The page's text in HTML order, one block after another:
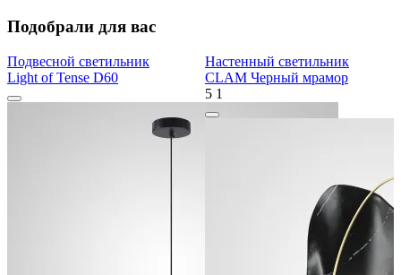
Подобрали для вас
Подвесной светильник
Light of Tense D60
Настенный светильник
CLAM Черный мрамор
5 1